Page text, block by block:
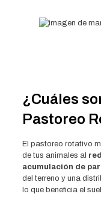
¿Cuáles
Pastoreo
El pastoreo rotativo
de tus animales al
acumulación de
del terreno y una
lo que beneficia el